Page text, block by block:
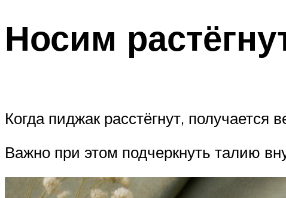
Носим
Когда пиджак расстёгнут, получается
Важно при этом подчеркнуть талию